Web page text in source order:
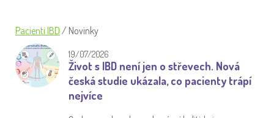
Pacienti IBD / Novinky
19/07/2026
Život s IBD není jen o střevech. Nová
česká studie ukázala, co pacienty trápí
nejvíce